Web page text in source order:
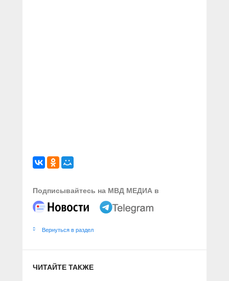
Подписывайтесь на МВД МЕДИА в
Вернуться в раздел
ЧИТАЙТЕ ТАКЖЕ